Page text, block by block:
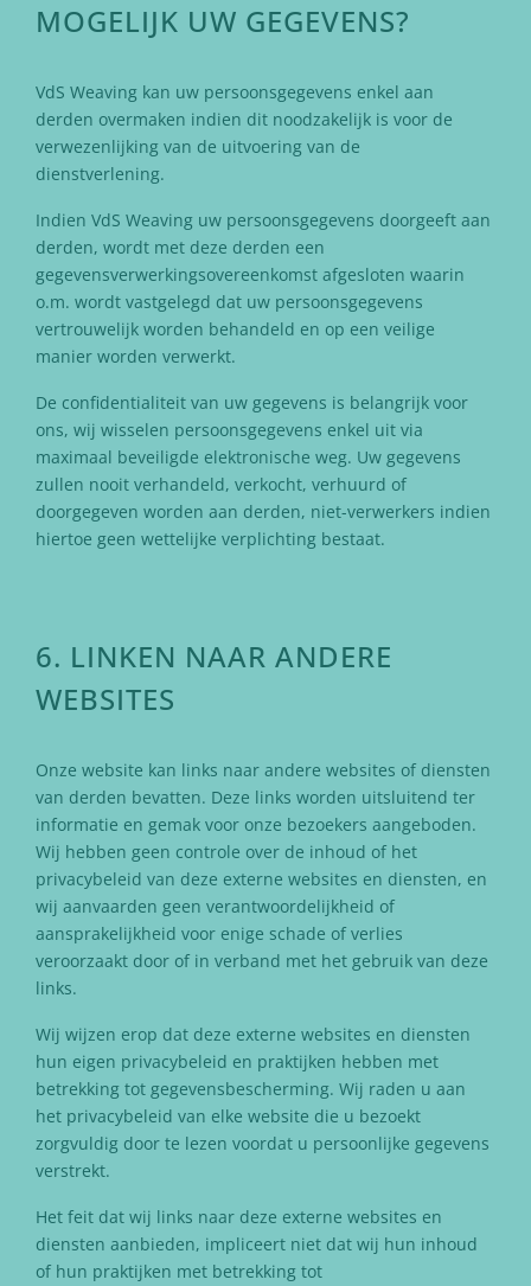
MOGELIJK UW GEGEVENS?
VdS Weaving kan uw persoonsgegevens enkel aan
derden overmaken indien dit noodzakelijk is voor de
verwezenlijking van de uitvoering van de
dienstverlening.
Indien VdS Weaving uw persoonsgegevens doorgeeft aan
derden, wordt met deze derden een
gegevensverwerkingsovereenkomst afgesloten waarin
o.m. wordt vastgelegd dat uw persoonsgegevens
vertrouwelijk worden behandeld en op een veilige
manier worden verwerkt.
De confidentialiteit van uw gegevens is belangrijk voor
ons, wij wisselen persoonsgegevens enkel uit via
maximaal beveiligde elektronische weg. Uw gegevens
zullen nooit verhandeld, verkocht, verhuurd of
doorgegeven worden aan derden, niet-verwerkers indien
hiertoe geen wettelijke verplichting bestaat.
6. LINKEN NAAR ANDERE
WEBSITES
Onze website kan links naar andere websites of diensten
van derden bevatten. Deze links worden uitsluitend ter
informatie en gemak voor onze bezoekers aangeboden.
Wij hebben geen controle over de inhoud of het
privacybeleid van deze externe websites en diensten, en
wij aanvaarden geen verantwoordelijkheid of
aansprakelijkheid voor enige schade of verlies
veroorzaakt door of in verband met het gebruik van deze
links.
Wij wijzen erop dat deze externe websites en diensten
hun eigen privacybeleid en praktijken hebben met
betrekking tot gegevensbescherming. Wij raden u aan
het privacybeleid van elke website die u bezoekt
zorgvuldig door te lezen voordat u persoonlijke gegevens
verstrekt.
Het feit dat wij links naar deze externe websites en
diensten aanbieden, impliceert niet dat wij hun inhoud
of hun praktijken met betrekking tot